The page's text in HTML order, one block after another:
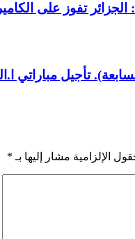
تأجيل مباراتي
الإلزامية مشار إليها بـ *